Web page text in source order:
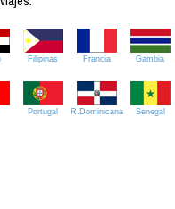
Filipinas Francia Gambia
Portugal R.Dominicana Senegal